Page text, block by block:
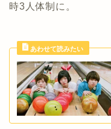
時3人体制に。